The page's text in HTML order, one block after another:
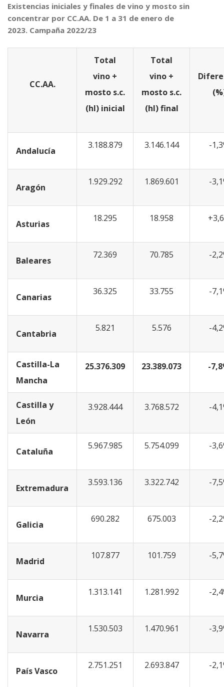
Existencias iniciales y finales de vino y mosto sin
concentrar por CC.AA. De 1 a 31 de enero de
2023. Campaña 2022/23
CC.AA.
Total
vino +
mosto s.c.
(hl) inicial
Total
vino +
mosto s.c.
(hl) final
Andalucía
3.188.879 3.146.144 -
Aragón
1.929.292 1.869.601 -
Asturias
18.295 18.958
Baleares
72.369 70.785 -
Canarias
36.325 33.755 -
Cantabria
5.821 5.576 -
Castilla-La
Mancha
25.376.309 23.389.073 -
Castilla y
León
3.928.444 3.768.572 -
Cataluña
5.967.985 5.754.099 -
Extremadura
3.593.136 3.322.742 -
Galicia
690.282 675.003 -
Madrid
107.877 101.759 -
Murcia
1.313.141 1.281.992 -
Navarra
1.530.503 1.470.961 -
País Vasco
2.751.251 2.693.847 -